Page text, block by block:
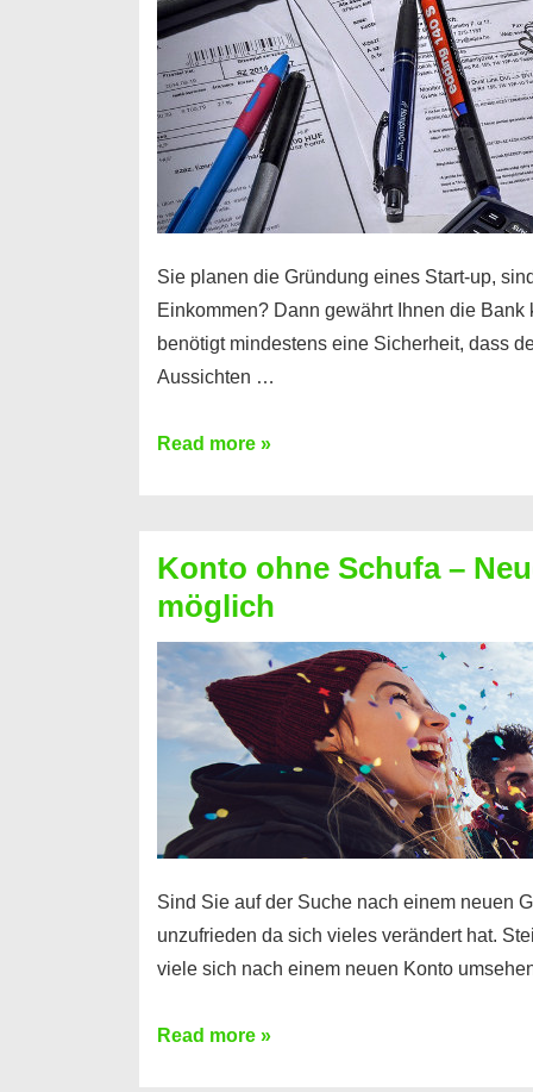
Sie planen die Gründung eines Start-up,
Einkommen? Dann gewährt Ihnen die
benötigt mindestens eine Sicherheit, dass
Aussichten …
Mit
Sie
einen
Kredit
ohne
Einkommensnachweis
Read more »
Konto ohne Schufa –
möglich
Sind Sie auf der Suche nach einem neuen
unzufrieden da sich vieles verändert hat.
viele sich nach einem neuen Konto
Konto
Read more »